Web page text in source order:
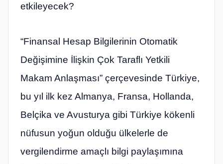
etkileyecek?
“Finansal Hesap Bilgilerinin Otomatik
Değişimine İlişkin Çok Taraflı Yetkili
Makam Anlaşması” çerçevesinde Türkiye,
bu yıl ilk kez Almanya, Fransa, Hollanda,
Belçika ve Avusturya gibi Türkiye kökenli
nüfusun yoğun olduğu ülkelerle de
vergilendirme amaçlı bilgi paylaşımına